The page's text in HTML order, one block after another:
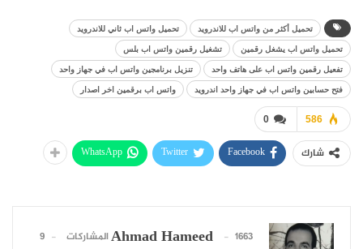
تحميل أكثر من واتس اب للاندرويد
تحميل واتس اب ثاني للاندرويد
تحميل واتس اب يشغل رقمين
تشغيل رقمين واتس اب بلس
تفعيل رقمين واتس اب على هاتف واحد
تنزيل برنامجين واتس اب في جهاز واحد
فتح حسابين واتس اب في جهاز واحد اندرويد
واتس اب برقمين اخر اصدار
0 586
شارك Facebook
Twitter
WhatsApp
Ahmad Hameed 1663 المشاركات
9